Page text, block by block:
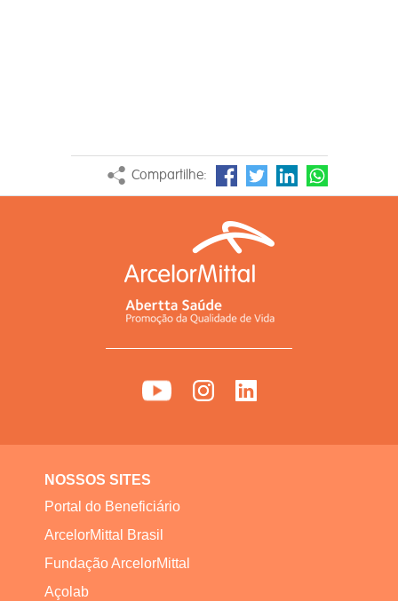
Compartilhe:
NOSSOS SITES
Portal do Beneficiário
ArcelorMittal Brasil
Fundação ArcelorMittal
Açolab